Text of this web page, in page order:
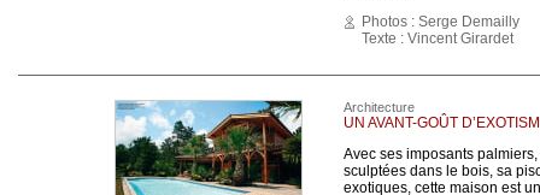
Photos : Serge Demailly
Texte : Vincent Girardet
Architecture
UN AVANT-GOÛT
Avec ses imposants
sculptées dans le bois, sa
exotiques, cette maison est